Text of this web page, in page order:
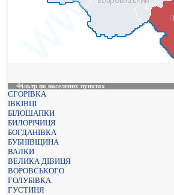
Фільтр по населених пунктах
ЄГОРІВКА
ІВКІВЦІ
БІЛОШАПКИ
БИЛОРІЧИЦЯ
БОГДАНІВКА
БУБНІВЩИНА
ВАЛКИ
ВЕЛИКА ДІВИЦЯ
ВОРОВСЬКОГО
ГОЛУБІВКА
ГУСТИНЯ